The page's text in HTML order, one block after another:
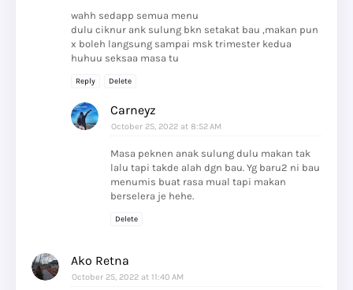
wahh sedapp semua menu
dulu ciknur ank sulung bkn setakat bau ,makan pun
x boleh langsung sampai msk trimester kedua
huhuu seksaa masa tu
Reply Delete
Carneyz
October 25, 2022 at 8:52 AM
Masa peknen anak sulung dulu makan tak
lalu tapi takde alah dgn bau. Yg baru2 ni bau
menumis buat rasa mual tapi makan
berselera je hehe.
Delete
Ako Retna
October 25, 2022 at 11:40 AM